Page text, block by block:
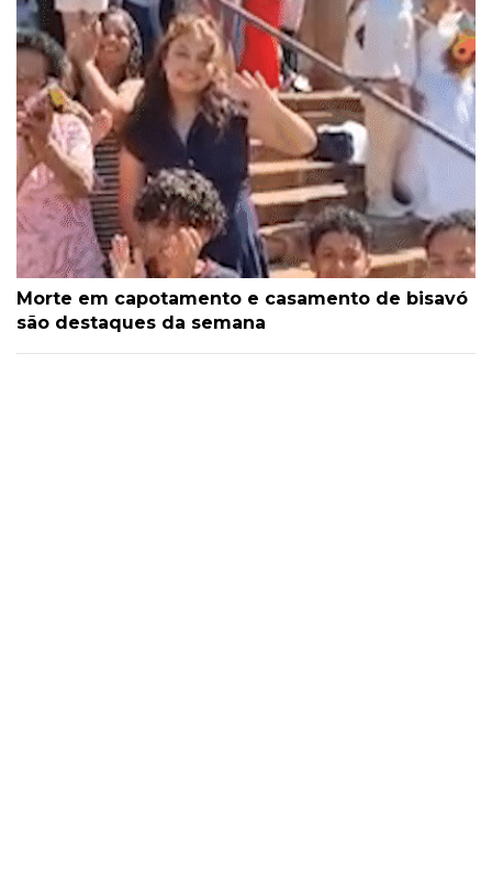
Morte em capotamento e casamento de bisavó
são destaques da semana